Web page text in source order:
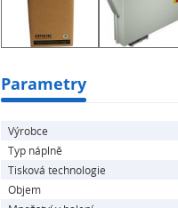
Parametry
Výrobce
Typ náplně
Tisková technologie
Objem